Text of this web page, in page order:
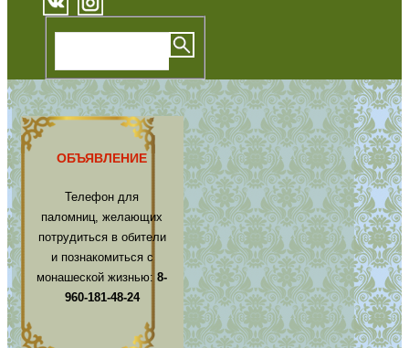
ОБЪЯВЛЕНИЕ
Телефон для
паломниц, желающих
потрудиться в обители
и познакомиться с
монашеской жизнью:8-
960-181-48-24